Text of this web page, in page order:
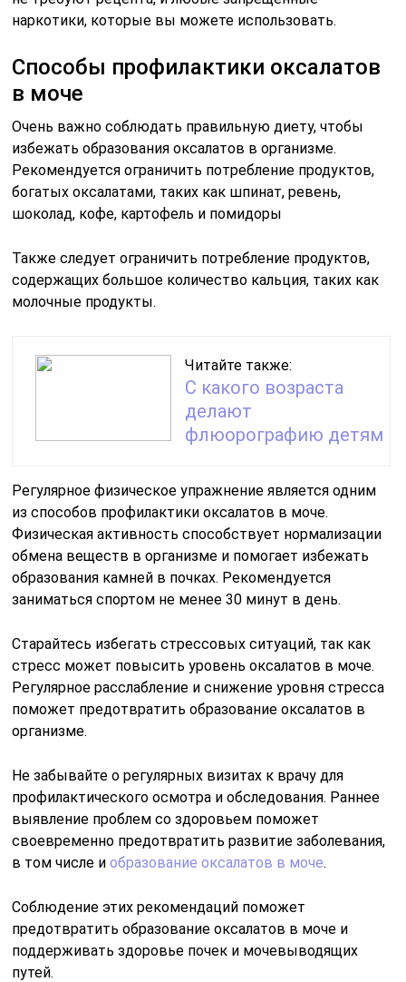
наркотики, которые вы можете использовать.
Способы профилактики оксалатов
в моче
Очень важно соблюдать правильную диету, чтобы
избежать образования оксалатов в организме.
Рекомендуется ограничить потребление продуктов,
богатых оксалатами, таких как шпинат, ревень,
шоколад, кофе, картофель и помидоры
Также следует ограничить потребление продуктов,
содержащих большое количество кальция, таких как
молочные продукты.
Читайте также:
С какого возраста
делают
флюорографию детям
Регулярное физическое упражнение является одним
из способов профилактики оксалатов в моче.
Физическая активность способствует нормализации
обмена веществ в организме и помогает избежать
образования камней в почках. Рекомендуется
заниматься спортом не менее 30 минут в день.
Старайтесь избегать стрессовых ситуаций, так как
стресс может повысить уровень оксалатов в моче.
Регулярное расслабление и снижение уровня стресса
поможет предотвратить образование оксалатов в
организме.
Не забывайте о регулярных визитах к врачу для
профилактического осмотра и обследования. Раннее
выявление проблем со здоровьем поможет
своевременно предотвратить развитие заболевания,
в том числе иобразование оксалатов в моче.
Соблюдение этих рекомендаций поможет
предотвратить образование оксалатов в моче и
поддерживать здоровье почек и мочевыводящих
путей.